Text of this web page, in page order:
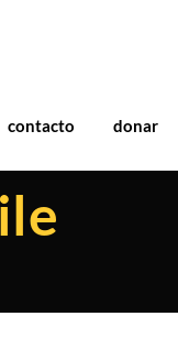
contacto donar